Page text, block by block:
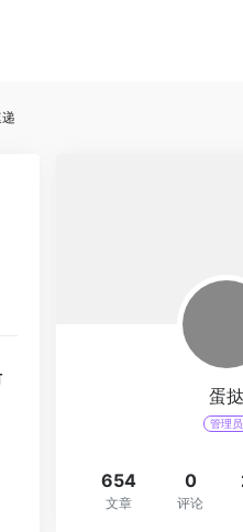
蛋挞
管理员
654
文章
0
评论